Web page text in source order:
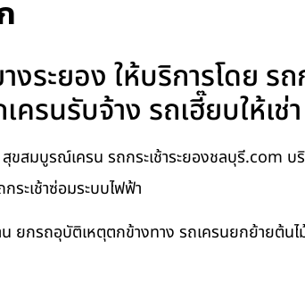
ะยอง ให้บริการโดย รถ
ครนรับจ้าง รถเฮี๊ยบให้เช่
มบูรณ์เครน รถกระเช้าระยองชลบุรี.com บริก
ระเช้าซ่อมระบบไฟฟ้า
น ยกรถอุบัติเหตุตกข้างทาง รถเครนยกย้ายต้